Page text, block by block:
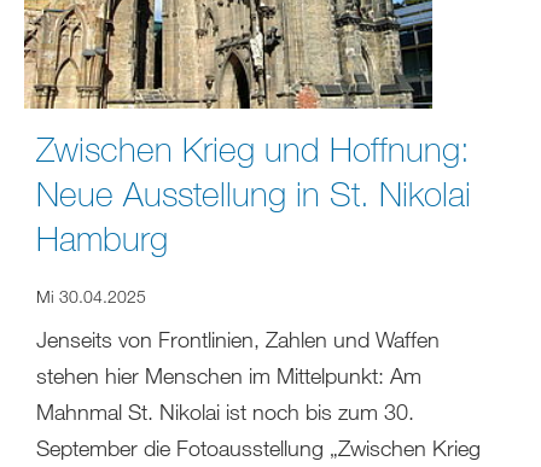
Zwischen Krieg und Hoffnung:
Neue Ausstellung in St. Nikolai
Hamburg
Mi 30.04.2025
Jenseits von Frontlinien, Zahlen und Waffen
stehen hier Menschen im Mittelpunkt: Am
Mahnmal St. Nikolai ist noch bis zum 30.
September die Fotoausstellung „Zwischen Krieg